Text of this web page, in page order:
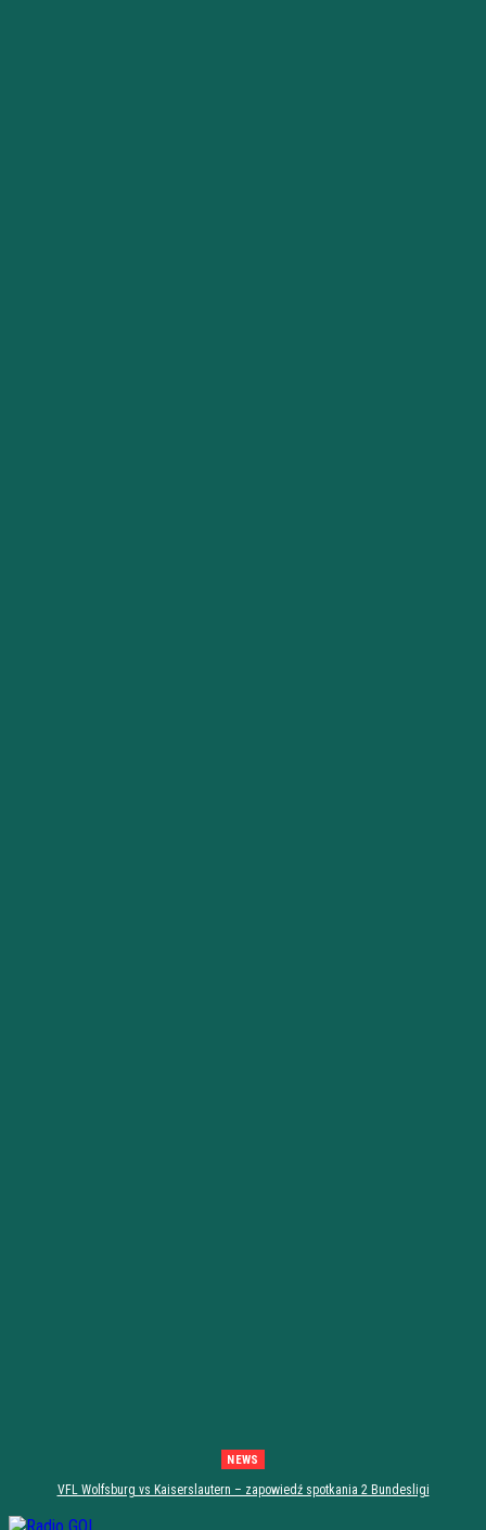
NEWS
VFL Wolfsburg vs Kaiserslautern – zapowiedź spotkania 2 Bundesligi